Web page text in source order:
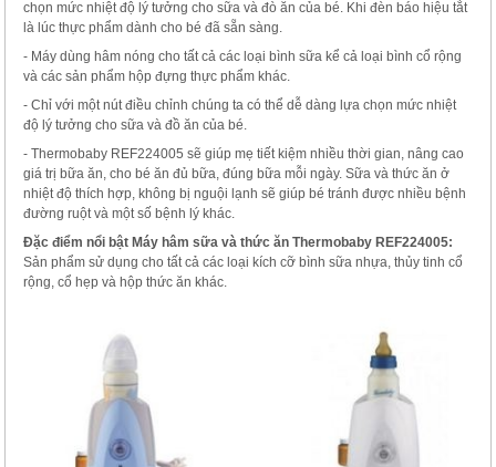
chọn mức nhiệt độ lý tưởng cho sữa và đò ăn của bé. Khi đèn báo hiệu tắt
là lúc thực phẩm dành cho bé đã sẵn sàng.
- Máy dùng hâm nóng cho tất cả các loại bình sữa kể cả loại bình cổ rộng
và các sản phẩm hộp đựng thực phẩm khác.
- Chỉ với một nút điều chỉnh chúng ta có thể dễ dàng lựa chọn mức nhiệt
độ lý tưởng cho sữa và đồ ăn của bé.
- Thermobaby REF224005 sẽ giúp mẹ tiết kiệm nhiều thời gian, nâng cao
giá trị bữa ăn, cho bé ăn đủ bữa, đúng bữa mỗi ngày. Sữa và thức ăn ở
nhiệt độ thích hợp, không bị nguội lạnh sẽ giúp bé tránh được nhiều bệnh
đường ruột và một số bệnh lý khác.
Đặc điểm nổi bật Máy hâm sữa và thức ăn Thermobaby REF224005:
Sản phẩm sử dụng cho tất cả các loại kích cỡ bình sữa nhựa, thủy tinh cổ
rộng, cổ hẹp và hộp thức ăn khác.